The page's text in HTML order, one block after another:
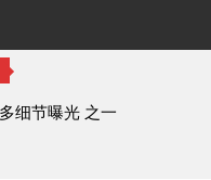
细节曝光 之一